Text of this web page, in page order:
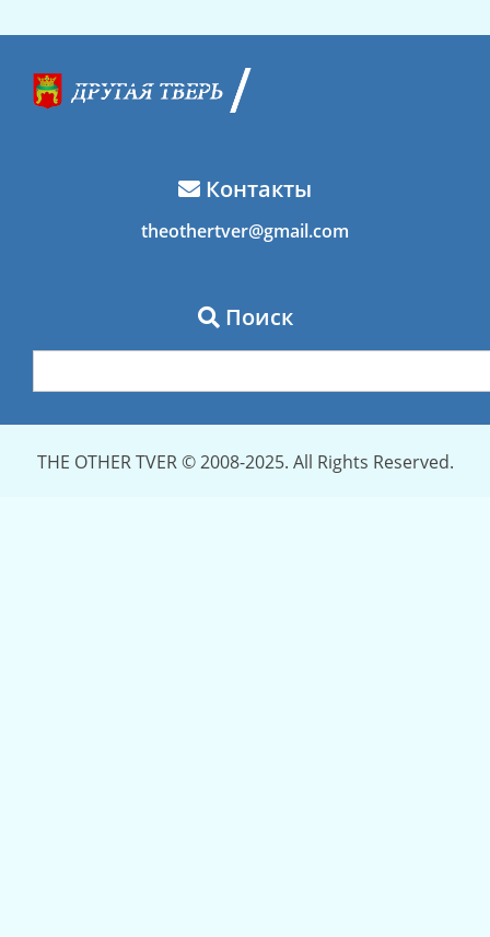
Контакты
theothertver@gmail.com
Поиск
THE OTHER TVER © 2008-2025. All Rights Reserved.